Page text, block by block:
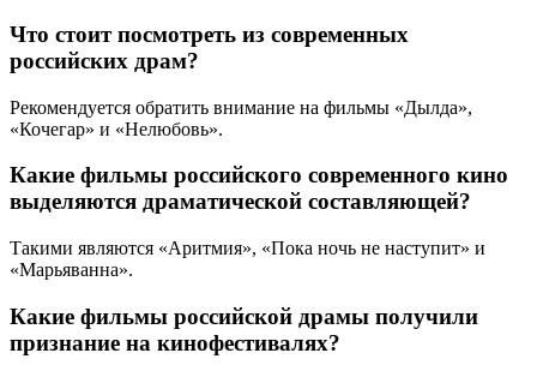
Что стоит посмотреть из современных
российских драм?
Рекомендуется обратить внимание на фильмы «Дылда»,
«Кочегар» и «Нелюбовь».
Какие фильмы российского современного кино
выделяются драматической составляющей?
Такими являются «Аритмия», «Пока ночь не наступит» и
«Марьяванна».
Какие фильмы российской драмы получили
признание на кинофестивалях?